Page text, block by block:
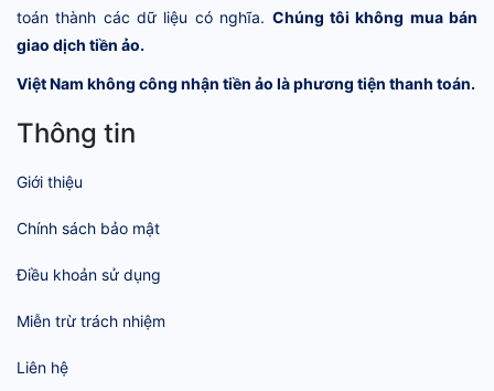
toán thành các dữ liệu có nghĩa. Chúng tôi không mua bán
giao dịch tiền ảo.
Việt Nam không công nhận tiền ảo là phương tiện thanh toán.
Thông tin
Giới thiệu
Chính sách bảo mật
Điều khoản sử dụng
Miễn trừ trách nhiệm
Liên hệ